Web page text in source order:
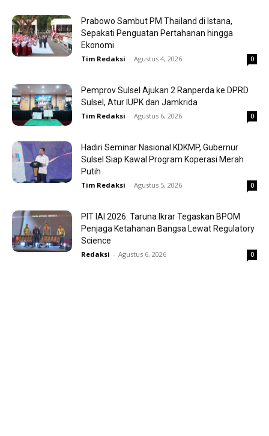
Prabowo Sambut PM Thailand di Istana,
Sepakati Penguatan Pertahanan hingga
Ekonomi
Tim Redaksi - Agustus 4, 2026 0
Pemprov Sulsel Ajukan 2 Ranperda ke DPRD
Sulsel, Atur IUPK dan Jamkrida
Tim Redaksi - Agustus 6, 2026 0
Hadiri Seminar Nasional KDKMP, Gubernur
Sulsel Siap Kawal Program Koperasi Merah
Putih
Tim Redaksi - Agustus 5, 2026 0
PIT IAI 2026: Taruna Ikrar Tegaskan BPOM
Penjaga Ketahanan Bangsa Lewat Regulatory
Science
Redaksi - Agustus 6, 2026 0